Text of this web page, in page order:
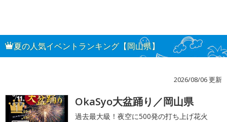
夏の人気イベントランキング【岡山県】
2026/08/06 更新
1 OkaSyo大盆踊り／岡山県
過去最大級！夜空に500発の打ち上げ花火